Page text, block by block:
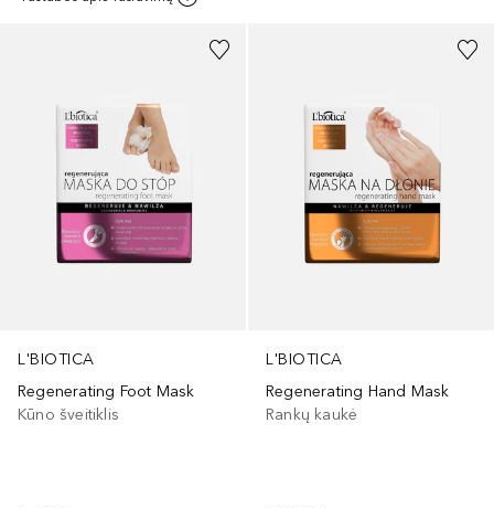
L'BIOTICA
Regenerating Foot Mask
Kūno šveitiklis
L'BIOTICA
Regenerating Hand Mask
Rankų kaukė